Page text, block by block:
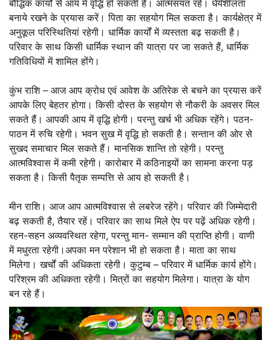
बौद्धिक कार्यों से आय में वृद्धि हो सकती है। आत्मसंयत रहें। धैर्यशीलता
बनाये रखने के प्रयास करें। पिता का सहयोग मिल सकता है। कार्यक्षेत्र में
अनुकूल परिस्थितियां रहेगी। धार्मिक कार्यों में व्यस्तता बढ़ सकती है।
परिवार के साथ किसी धार्मिक स्थान की यात्रा पर जा सकते हैं, धार्मिक
गतिविधियों में शामिल होंगे।
कुंभ राशि – आज आप क्रोध एवं आवेश के अतिरेक से बचने का प्रयास करें
आपके लिए बेहतर होगा। किसी दोस्त के सहयोग से नौकरी के अवसर मिल
सकते हैं। आपकी आय में वृद्धि होगी। परन्तु खर्च भी अधिक रहेंगे। पठन-
पाठन में रुचि रहेगी। भवन सुख में वृद्धि हो सकती है। सन्तान की ओर से
सुखद समाचार मिल सकते हैं। मानसिक शान्ति तो रहेगी। परन्तु
आत्मविश्वास में कमी रहेगी। कारोबार में कठिनाइयों का सामना करना पड़
सकता है। किसी पैतृक सम्पत्ति से आय हो सकती है।
मीन राशि। आज आप आत्मविश्वास से लबरेज रहेंगे। परिवार की जिम्मेदारी
बढ़ सकती है, तैयार रहें। परिवार का साथ मिले ऐप पर पढ़ें अधिक रहेगी।
रहन-सहन अव्यवस्थित रहेगा, परन्तु मान- सम्मान की प्राप्ति होगी। वाणी
में मधुरता रहेगी।अपका मन परेशान भी हो सकता है। माता का साथ
मिलेगा। खर्चों की अधिकता रहेगी। कुटुम्ब – परिवार में धार्मिक कार्य होंगे।
परिश्रम की अधिकता रहेगी। मित्रों का सहयोग मिलेगा। यात्रा के योग
बन रहे हैं।